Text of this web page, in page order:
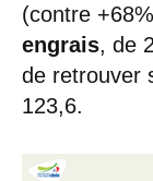
(contre
engrais, de
de retrouver
123,6.